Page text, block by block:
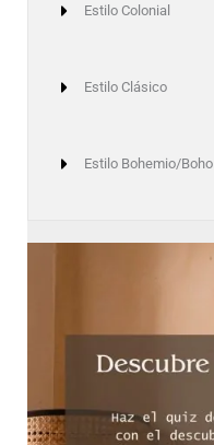
Estilo Colonial
Estilo Clásico
Estilo Bohemio/Boho